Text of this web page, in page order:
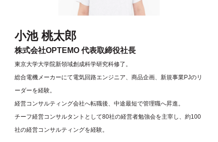
小池 桃太郎
株式会社OPTEMO 代表取締役社長
東京大学大学院新領域創成科学研究科修了。
総合電機メーカーにて電気回路エンジニア、商品企画、新規事業PJのリ
ーダーを経験。
経営コンサルティング会社へ転職後、中途最短で管理職へ昇進。
チーフ経営コンサルタントとして80社の経営者勉強会を主宰し、約100
社の経営コンサルティングを経験。